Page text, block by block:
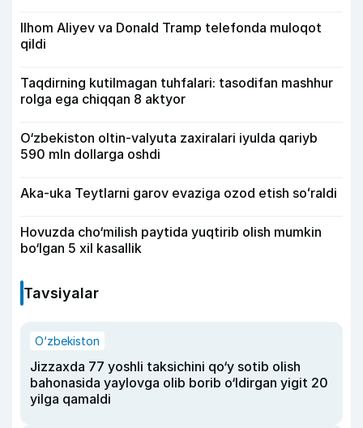
Ilhom Aliyev va Donald Tramp telefonda muloqot
qildi
Taqdirning kutilmagan tuhfalari: tasodifan mashhur
rolga ega chiqqan 8 aktyor
O‘zbekiston oltin-valyuta zaxiralari iyulda qariyb
590 mln dollarga oshdi
Aka-uka Teytlarni garov evaziga ozod etish soʻraldi
Hovuzda cho‘milish paytida yuqtirib olish mumkin
bo‘lgan 5 xil kasallik
Tavsiyalar
O‘zbekiston
Jizzaxda 77 yoshli taksichini qo‘y sotib olish
bahonasida yaylovga olib borib o‘ldirgan yigit 20
yilga qamaldi